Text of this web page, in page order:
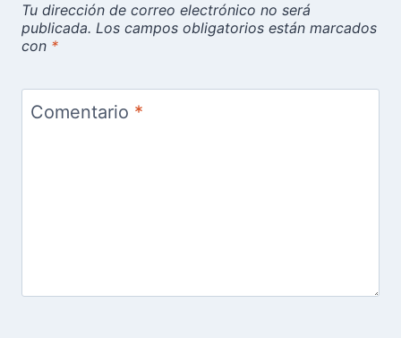
Tu dirección de correo electrónico no será
publicada. Los campos obligatorios están marcados
con *
Comentario *